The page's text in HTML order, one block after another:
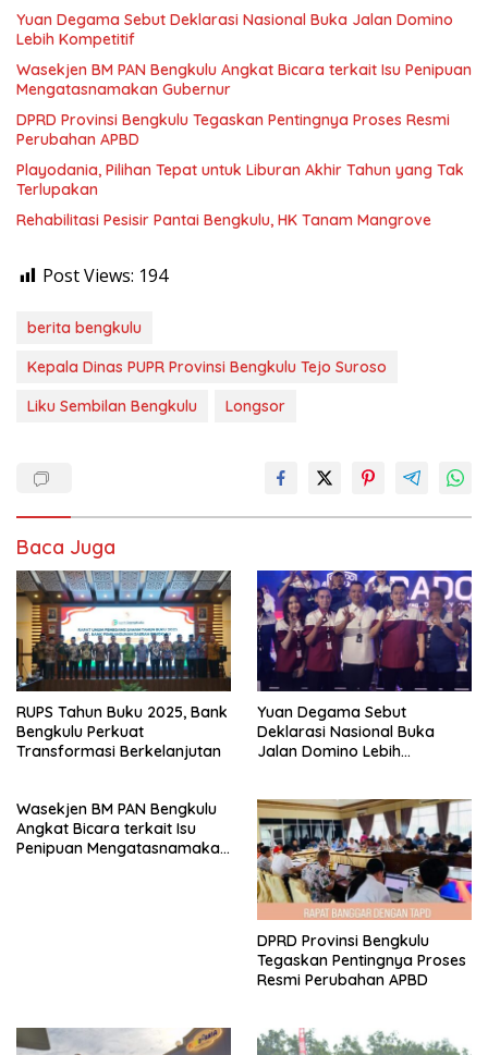
Yuan Degama Sebut Deklarasi Nasional Buka Jalan Domino
Lebih Kompetitif
Wasekjen BM PAN Bengkulu Angkat Bicara terkait Isu Penipuan
Mengatasnamakan Gubernur
DPRD Provinsi Bengkulu Tegaskan Pentingnya Proses Resmi
Perubahan APBD
Playodania, Pilihan Tepat untuk Liburan Akhir Tahun yang Tak
Terlupakan
Rehabilitasi Pesisir Pantai Bengkulu, HK Tanam Mangrove
Post Views: 194
berita bengkulu
Kepala Dinas PUPR Provinsi Bengkulu Tejo Suroso
Liku Sembilan Bengkulu
Longsor
Baca Juga
RUPS Tahun Buku 2025, Bank
Bengkulu Perkuat
Transformasi Berkelanjutan
Yuan Degama Sebut
Deklarasi Nasional Buka
Jalan Domino Lebih
Wasekjen BM PAN Bengkulu
Angkat Bicara terkait Isu
Penipuan Mengatasnamakan
DPRD Provinsi Bengkulu
Tegaskan Pentingnya Proses
Resmi Perubahan APBD